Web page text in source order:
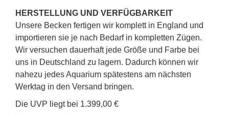
HERSTELLUNG UND VERFÜGBARKEIT
Unsere Becken fertigen wir komplett in England und
importieren sie je nach Bedarf in kompletten Zügen.
Wir versuchen dauerhaft jede Größe und Farbe bei
uns in Deutschland zu lagern. Dadurch können wir
nahezu jedes Aquarium spätestens am nächsten
Werktag in den Versand bringen.
Die UVP liegt bei 1.399,00 €